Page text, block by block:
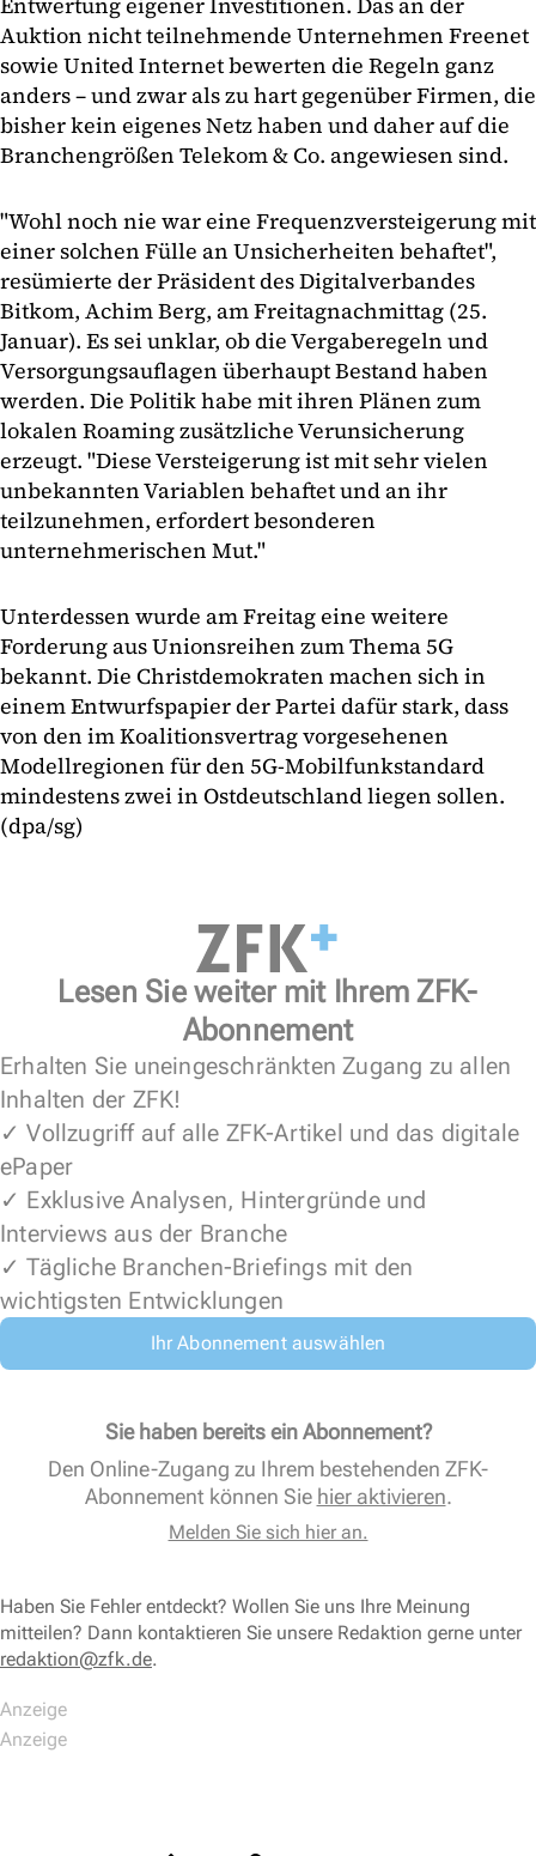
Auktion nicht teilnehmende Unternehmen Freenet
sowie United Internet bewerten die Regeln ganz
anders – und zwar als zu hart gegenüber Firmen, die
bisher kein eigenes Netz haben und daher auf die
Branchengrößen Telekom & Co. angewiesen sind.
"Wohl noch nie war eine Frequenzversteigerung mit
einer solchen Fülle an Unsicherheiten behaftet",
resümierte der Präsident des Digitalverbandes
Bitkom, Achim Berg, am Freitagnachmittag (25.
Januar). Es sei unklar, ob die Vergaberegeln und
Versorgungsauflagen überhaupt Bestand haben
werden. Die Politik habe mit ihren Plänen zum
lokalen Roaming zusätzliche Verunsicherung
erzeugt. "Diese Versteigerung ist mit sehr vielen
unbekannten Variablen behaftet und an ihr
teilzunehmen, erfordert besonderen
unternehmerischen Mut."
Unterdessen wurde am Freitag eine weitere
Forderung aus Unionsreihen zum Thema 5G
bekannt. Die Christdemokraten machen sich in
einem Entwurfspapier der Partei dafür stark, dass
von den im Koalitionsvertrag vorgesehenen
Modellregionen für den 5G-Mobilfunkstandard
mindestens zwei in Ostdeutschland liegen sollen.
(dpa/sg)
Lesen Sie weiter mit Ihrem ZFK-
Abonnement
Erhalten Sie uneingeschränkten Zugang zu allen
Inhalten der ZFK!
✓ Vollzugriff auf alle ZFK-Artikel und das digitale
ePaper
✓ Exklusive Analysen, Hintergründe und
Interviews aus der Branche
✓ Tägliche Branchen-Briefings mit den
wichtigsten Entwicklungen
Ihr Abonnement auswählen
Sie haben bereits ein Abonnement?
Den Online-Zugang zu Ihrem bestehenden ZFK-
Abonnement können Sie hier aktivieren.
Melden Sie sich hier an.
Haben Sie Fehler entdeckt? Wollen Sie uns Ihre Meinung
mitteilen? Dann kontaktieren Sie unsere Redaktion gerne unter
redaktion@zfk.de.